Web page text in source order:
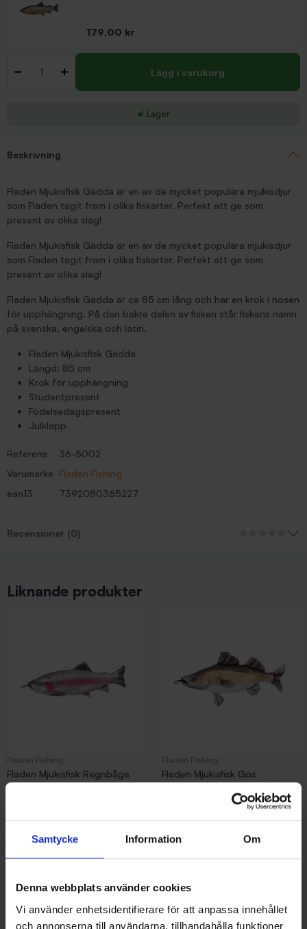
Samtycke Information Om
Denna webbplats använder cookies
Vi använder enhetsidentifierare för att anpassa innehållet
och annonserna till användarna, tillhandahålla funktioner
Pris
179,00 kr
- + Lägg i varukorg
I Lager
Beskrivning
Fladen Mjukisfisk Gädda är en av de mycket populära mjukisdjur
som Fladen tagit fram i olika fiskarter. Perfekt att ge som
present av olika slag!
Fladen Mjukisfisk Gädda är en av de mycket populära mjukisdjur
som Fladen tagit fram i olika fiskarter. Perfekt att ge som
present av olika slag!
Fladen Mjukisfisk Gädda är ca 85 cm lång och har en krok i nosen
för upphängning. På den bakre delen av fisken står fiskens namn
på svenska, engelska och latin.
Fladen Mjukisfisk Gädda
Längd: 85 cm
Krok för upphängning
Studentpresent
Födelsedagspresent
Julklapp
Referens
36-5002
Varumärke Fladen Fishing
ean13
7392080365227
Recensioner (0)
Liknande produkter
Fladen Fishing
Fladen Mjukisfisk Regnbåge
179 kr
Fladen Mjukisfisk Gös
Andra gillade även